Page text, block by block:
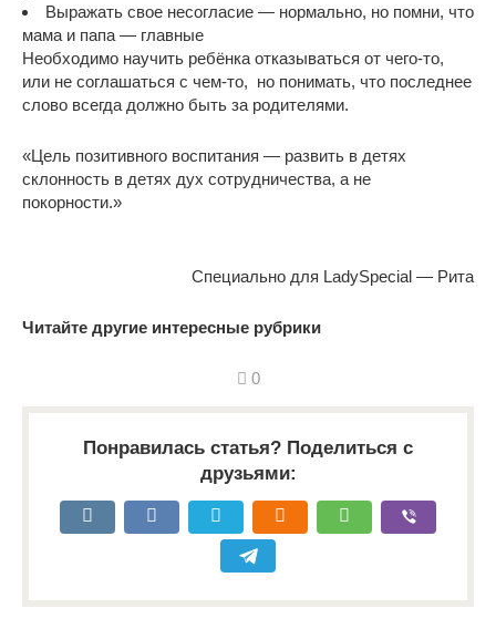
Выражать свое несогласие — нормально, но помни, что
мама и папа — главные
Необходимо научить ребёнка отказываться от чего-то,
или не соглашаться с чем-то, но понимать, что последнее
слово всегда должно быть за родителями.
«Цель позитивного воспитания — развить в детях
склонность в детях дух сотрудничества, а не
покорности.»
Специально для LadySpecial — Рита
Читайте другие интересные рубрики
0
Понравилась статья? Поделиться с
друзьями: